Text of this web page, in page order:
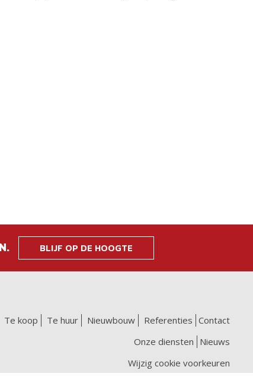
BLIJF OP DE HOOGTE
Te koop Te huur Nieuwbouw Referenties Contact
Onze diensten Nieuws
Wijzig cookie voorkeuren